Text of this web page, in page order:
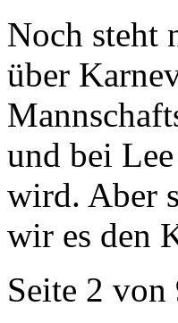
Noch steht
über
und bei
wird. Aber
wir es den
Seite 2 von